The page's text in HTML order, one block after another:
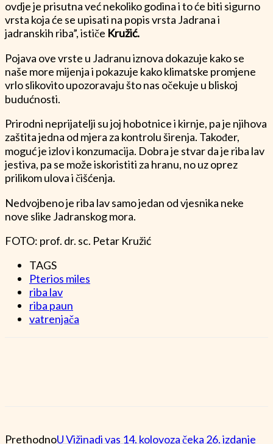
ovdje je prisutna već nekoliko godina i to će biti sigurno
vrsta koja će se upisati na popis vrsta Jadrana i
jadranskih riba”, ističe Kružić.
Pojava ove vrste u Jadranu iznova dokazuje kako se
naše more mijenja i pokazuje kako klimatske promjene
vrlo slikovito upozoravaju što nas očekuje u bliskoj
budućnosti.
Prirodni neprijatelji su joj hobotnice i kirnje, pa je njihova
zaštita jedna od mjera za kontrolu širenja. Također,
moguć je izlov i konzumacija. Dobra je stvar da je riba lav
jestiva, pa se može iskoristiti za hranu, no uz oprez
prilikom ulova i čišćenja.
Nedvojbeno je riba lav samo jedan od vjesnika neke
nove slike Jadranskog mora.
FOTO: prof. dr. sc. Petar Kružić
TAGS
Pterios miles
riba lav
riba paun
vatrenjača
PrethodnoU Vižinadi vas 14. kolovoza čeka 26. izdanje